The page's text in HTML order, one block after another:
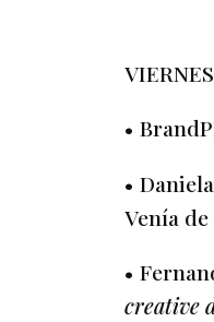
•
•
Venía
•
creative